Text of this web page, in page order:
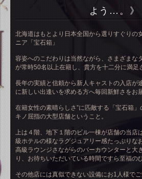
よう…。》
北海道はもとより日本全国から選りすぐりの
ニア「宝石箱」
容姿へのこだわりは当然ながら、さまざまな
が常時50名以上在籍し、貴方を十二分に満足
長年の実績と信頼から新人キャストの入店が
に新しい出逢いを求める方へ毎回新鮮さをお
在籍女性の素晴らしさ”に匹敵する「宝石箱
キノ屈指の大型店舗ということ。
上は４階、地下１階のビル一棟が店舗の当店
級ホテルの様なラグジュアリー感たっぷりな
高級ラウンジさながらのバーカウンターと大
り、お待ちいただいている時間ですら至福の
その他店には真似できない設備にお1人様で